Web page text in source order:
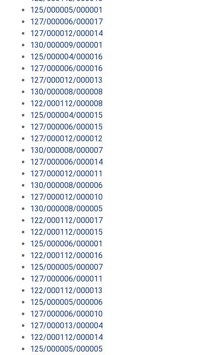
125/000005/000001
127/000006/000017
127/000012/000014
130/000009/000001
125/000004/000016
127/000006/000016
127/000012/000013
130/000008/000008
122/000112/000008
125/000004/000015
127/000006/000015
127/000012/000012
130/000008/000007
127/000006/000014
127/000012/000011
130/000008/000006
127/000012/000010
130/000008/000005
122/000112/000017
122/000112/000015
125/000006/000001
122/000112/000016
125/000005/000007
127/000006/000011
122/000112/000013
125/000005/000006
127/000006/000010
127/000013/000004
122/000112/000014
125/000005/000005